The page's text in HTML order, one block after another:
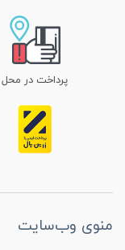
پرداخت در محل
منوی وب‌سایت